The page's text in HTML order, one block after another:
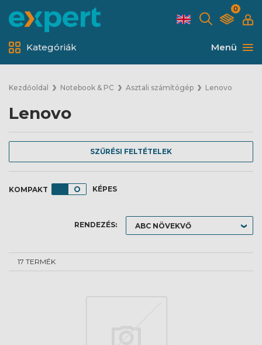
0
Menü
Kategóriák
Kezdőoldal Notebook & PC Asztali számítógép Lenovo
Lenovo
SZŰRÉSI FELTÉTELEK
KÉPES
RENDEZÉS:
17 TERMÉK